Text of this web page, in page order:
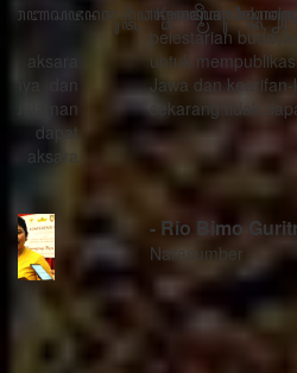
“Kemajuan teknologi bukanlah
pelestarian budaya, justru
untuk mempublikasikan
Jawa dan kearifan-kearifan
sekarang tidak dapat lepas dari
- Rio Bimo Guritno
Narasumber